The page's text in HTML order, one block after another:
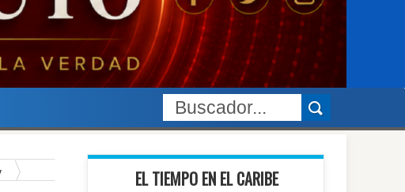
EL TIEMPO EN EL CARIBE